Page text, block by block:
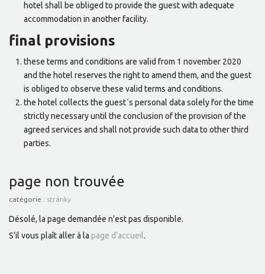
hotel shall be obliged to provide the guest with adequate
accommodation in another facility.
final provisions
these terms and conditions are valid from 1 november 2020
and the hotel reserves the right to amend them, and the guest
is obliged to observe these valid terms and conditions.
the hotel collects the guest´s personal data solely for the time
strictly necessary until the conclusion of the provision of the
agreed services and shall not provide such data to other third
parties.
page non trouvée
catégorie : stránky
Désolé, la page demandée n'est pas disponible.
S'il vous plaît aller à la page d'accueil.